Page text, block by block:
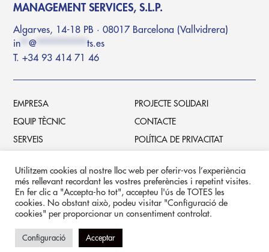
MANAGEMENT SERVICES, S.L.P.
Algarves, 14-18 PB · 08017 Barcelona (Vallvidrera)
in **@ ************ts.es
T. +34 93 414 71 46
EMPRESA
EQUIP TÈCNIC
SERVEIS
PROJECTE SOLIDARI
CONTACTE
POLÍTICA DE PRIVACITAT
VASS-INT, S.L.U. Filial internacional
Baixada del Molí, 15.
AD500 Andorra
Utilitzem cookies al nostre lloc web per oferir-vos l’experiència
més rellevant recordant les vostres preferències i repetint visites.
En fer clic a "Accepta-ho tot", accepteu l'ús de TOTES les
cookies. No obstant això, podeu visitar "Configuració de
cookies" per proporcionar un consentiment controlat.
Configuració Acceptar